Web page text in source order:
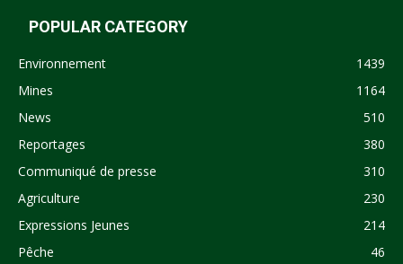
POPULAR CATEGORY
Environnement
1439
Mines
1164
News
510
Reportages
380
Communiqué de presse
310
Agriculture
230
Expressions Jeunes
214
Pêche
46